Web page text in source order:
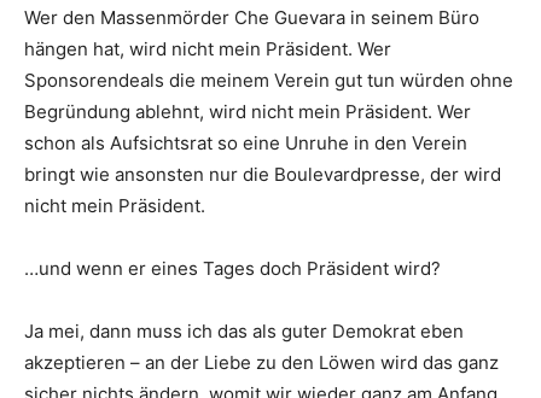
Wer den Massenmörder Che Guevara in seinem Büro
hängen hat, wird nicht mein Präsident. Wer
Sponsorendeals die meinem Verein gut tun würden ohne
Begründung ablehnt, wird nicht mein Präsident. Wer
schon als Aufsichtsrat so eine Unruhe in den Verein
bringt wie ansonsten nur die Boulevardpresse, der wird
nicht mein Präsident.
…und wenn er eines Tages doch Präsident wird?
Ja mei, dann muss ich das als guter Demokrat eben
akzeptieren – an der Liebe zu den Löwen wird das ganz